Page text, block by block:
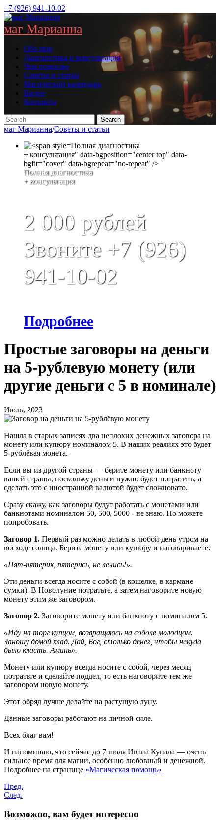
+7 (926) 941-10-02
маг Марианна
Обо мне
Диагностика и консультация
Чем помогаю
Советы и статьи
Магический календарь
Видео
Контакты
маг Марианна/Советы и статьи
Полная диагностика
+ консультация" data-bgposition="center top" data-
bgfit="cover" data-bgrepeat="no-repeat" />
Полная диагностика
+ консультация
2 000 рублей
Звоните +7 (926)
941-10-02
Подробнее
Простые заговоры на деньги
на 5-рублевую монету (или
другие деньги с 5 в номинале)
Июль, 2023
Нашла в старых записях два неплохих денежных заговора на
монету или купюру номиналом 5. В наших реалиях это будет
5-рублёвая монета.
Если вы из другой страны — берите монету или банкноту
вашей страны, поскольку деньги нужно будет потратить, а
сделать это с иностранной валютой будет сложновато.
Сразу скажу, как заговоры будут работать с монетами или
банкнотами номиналом 50, 500, 5000 - не знаю. Но можете
попробовать.
Заговор 1. Первый раз можно делать в любой день утром на
восходе солнца. Берите монету или купюру и наговариваете:
«Пят-пятерик, пятерись, не ленись!».
Эти деньги всегда носите с собой (в кошелке, в кармане
сумки). В Новолуние потратьте, а затем наговорите новую
монету этим же заговором.
Заговор 2. Заговорите монету или банкноту с номиналом 5:
«Иду на торг купцом, возвращаюсь на соболе молодцом.
Заношу домой клад. Дай, Бог, столько денег, чтобы некуда
было класть. Аминь».
Монету или купюру всегда носите с собой, через месяц
потратьте и сделайте поддел, то есть наговорите тем же
заговором новую монету.
Этот обряд лучше делайте на растущую луну.
Данные заговоры работают на личной силе.
Всех благ вам!
И напоминаю, что сейчас до 7 июля Ивана Купала — очень
сильное время для магии, особенно любовный и денежной.
Подробнее на странице «Магическая помощь»
Пред.
След.
Возможно, вам будет интересно